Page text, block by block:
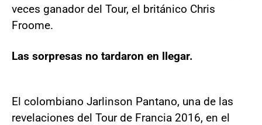
veces ganador del Tour, el británico Chris
Froome.
Las sorpresas no tardaron en llegar.
El colombiano Jarlinson Pantano, una de las
revelaciones del Tour de Francia 2016, en el